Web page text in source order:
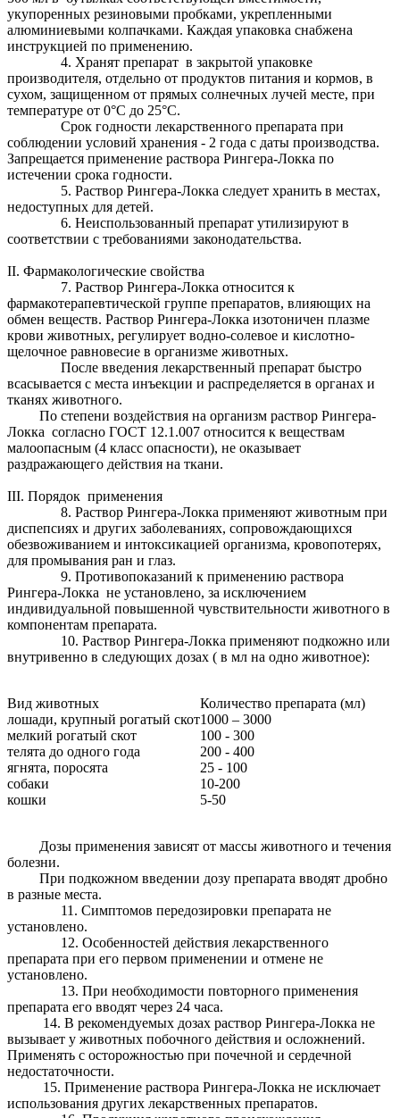
укупоренных резиновыми пробками, укрепленными
алюминиевыми колпачками. Каждая упаковка снабжена
инструкцией по применению.
4. Хранят препарат в закрытой упаковке
производителя, отдельно от продуктов питания и кормов, в
сухом, защищенном от прямых солнечных лучей месте, при
температуре от 0°С до 25°С.
Срок годности лекарственного препарата при
соблюдении условий хранения - 2 года с даты производства.
Запрещается применение раствора Рингера-Локка по
истечении срока годности.
5. Раствор Рингера-Локка следует хранить в местах,
недоступных для детей.
6. Неиспользованный препарат утилизируют в
соответствии с требованиями законодательства.
II. Фармакологические свойства
7. Раствор Рингера-Локка относится к
фармакотерапевтической группе препаратов, влияющих на
обмен веществ. Раствор Рингера-Локка изотоничен плазме
крови животных, регулирует водно-солевое и кислотно-
щелочное равновесие в организме животных.
После введения лекарственный препарат быстро
всасывается с места инъекции и распределяется в органах и
тканях животного.
По степени воздействия на организм раствор Рингера-
Локка согласно ГОСТ 12.1.007 относится к веществам
малоопасным (4 класс опасности), не оказывает
раздражающего действия на ткани.
III. Порядок применения
8. Раствор Рингера-Локка применяют животным при
диспепсиях и других заболеваниях, сопровождающихся
обезвоживанием и интоксикацией организма, кровопотерях,
для промывания ран и глаз.
9. Противопоказаний к применению раствора
Рингера-Локка не установлено, за исключением
индивидуальной повышенной чувствительности животного в
компонентам препарата.
10. Раствор Рингера-Локка применяют подкожно или
внутривенно в следующих дозах ( в мл на одно животное):
Вид животных
Количество препарата (мл)
лошади, крупный рогатый скот1000 – 3000
мелкий рогатый скот
100 - 300
телята до одного года
200 - 400
ягнята, поросята
25 - 100
собаки
10-200
кошки
5-50
Дозы применения зависят от массы животного и течения
болезни.
При подкожном введении дозу препарата вводят дробно
в разные места.
11. Симптомов передозировки препарата не
установлено.
12. Особенностей действия лекарственного
препарата при его первом применении и отмене не
установлено.
13. При необходимости повторного применения
препарата его вводят через 24 часа.
14. В рекомендуемых дозах раствор Рингера-Локка не
вызывает у животных побочного действия и осложнений.
Применять с осторожностью при почечной и сердечной
недостаточности.
15. Применение раствора Рингера-Локка не исключает
использования других лекарственных препаратов.